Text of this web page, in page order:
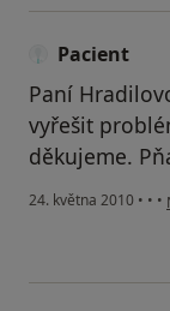
Pacient
Paní
vyřešit
děkujeme.
24. května 2010 • • •